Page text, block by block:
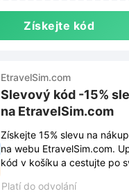
Získejte kód
EtravelSim.com
Slevový kód -15%
na EtravelSim.com
Získejte 15% slevu na
na webu EtravelSim.com.
kód v košíku a cestujte po
Platí do odvolání